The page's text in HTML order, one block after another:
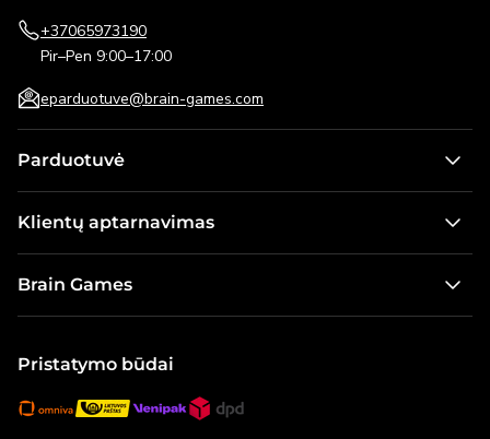
+37065973190
Pir–Pen 9:00–17:00
eparduotuve@brain-games.com
Parduotuvė
Žaidimai vaikams
Modeliai ir konstruktoriai
Visos prekės
Klientų aptarnavimas
Pristatymo informacija
Dovanų kortelė
Brain Games
Naujienos
Pristatymo būdai